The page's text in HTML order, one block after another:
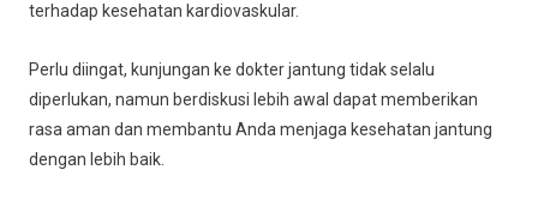
terhadap kesehatan kardiovaskular.
Perlu diingat, kunjungan ke dokter jantung tidak selalu
diperlukan, namun berdiskusi lebih awal dapat memberikan
rasa aman dan membantu Anda menjaga kesehatan jantung
dengan lebih baik.